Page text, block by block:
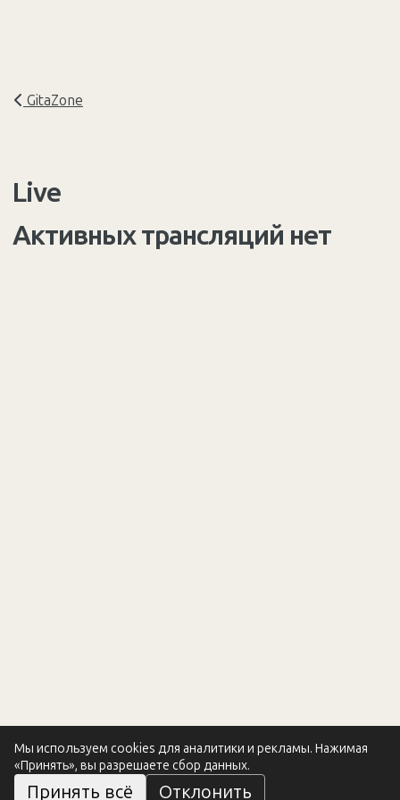
GitaZone
Live
Активных трансляций нет
Мы используем cookies для аналитики и рекламы. Нажимая
«Принять», вы разрешаете сбор данных.
Принять всё Отклонить